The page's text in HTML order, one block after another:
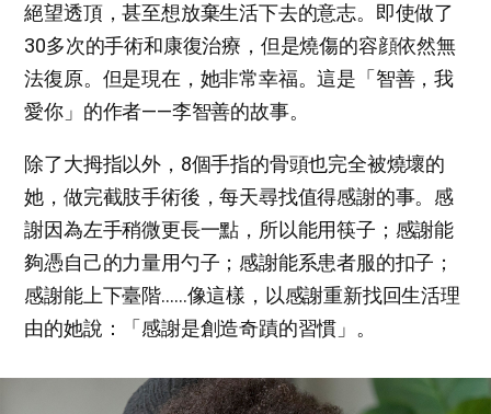
絕望透頂，甚至想放棄生活下去的意志。即使做了
30多次的手術和康復治療，但是燒傷的容顔依然無
法復原。但是現在，她非常幸福。這是「智善，我
愛你」的作者——李智善的故事。
除了大拇指以外，8個手指的骨頭也完全被燒壞的
她，做完截肢手術後，每天尋找值得感謝的事。感
謝因為左手稍微更長一點，所以能用筷子；感謝能
夠憑自己的力量用勺子；感謝能系患者服的扣子；
感謝能上下臺階……像這樣，以感謝重新找回生活理
由的她說：「感謝是創造奇蹟的習慣」。